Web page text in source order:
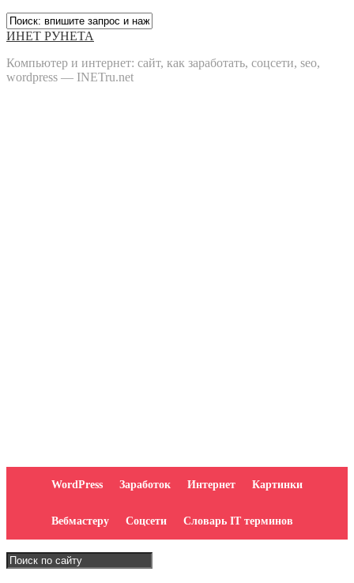
ИНЕТ РУНЕТА
Компьютер и интернет: сайт, как заработать, соцсети, seo,
wordpress — INETru.net
WordPress Заработок Интернет Картинки
Вебмастеру Соцсети Словарь IT терминов